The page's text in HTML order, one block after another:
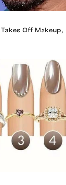
Off Makeup,